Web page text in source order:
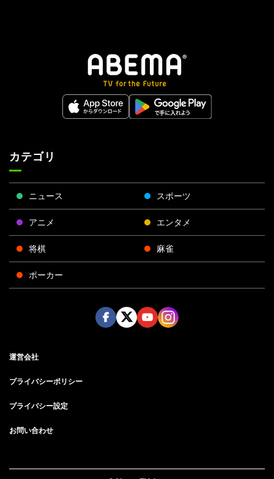
カテゴリ
ニュース スポーツ
アニメ エンタメ
将棋 麻雀
ポーカー
運営会社
プライバシーポリシー
プライバシー設定
お問い合わせ